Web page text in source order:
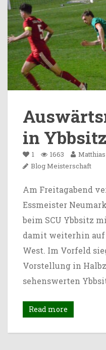
in Ybbsitz
1 1663
BlogMeisterschaft
Am Freitagabend
Essmeister
beim SCU Ybbsitz
damit weiterhin auf
West. Im Vorfeld
Vorstellung in
sehenswerten
Read more